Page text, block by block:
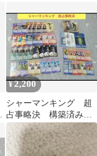
¥2,200
シャーマンキング 超
占事略決 構築済みデ
ッキ